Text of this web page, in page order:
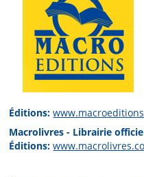
Éditions:
Macrolivres - Librairie
Éditions: